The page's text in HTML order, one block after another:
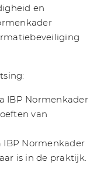
en
IBP Normenkader
van
Normenkader
is in de praktijk.